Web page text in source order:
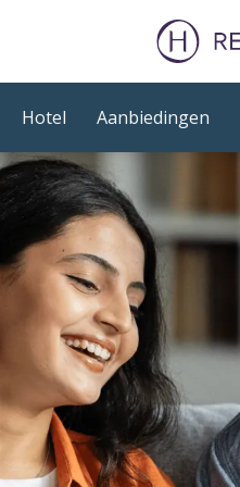
Hotel Aanbiedingen